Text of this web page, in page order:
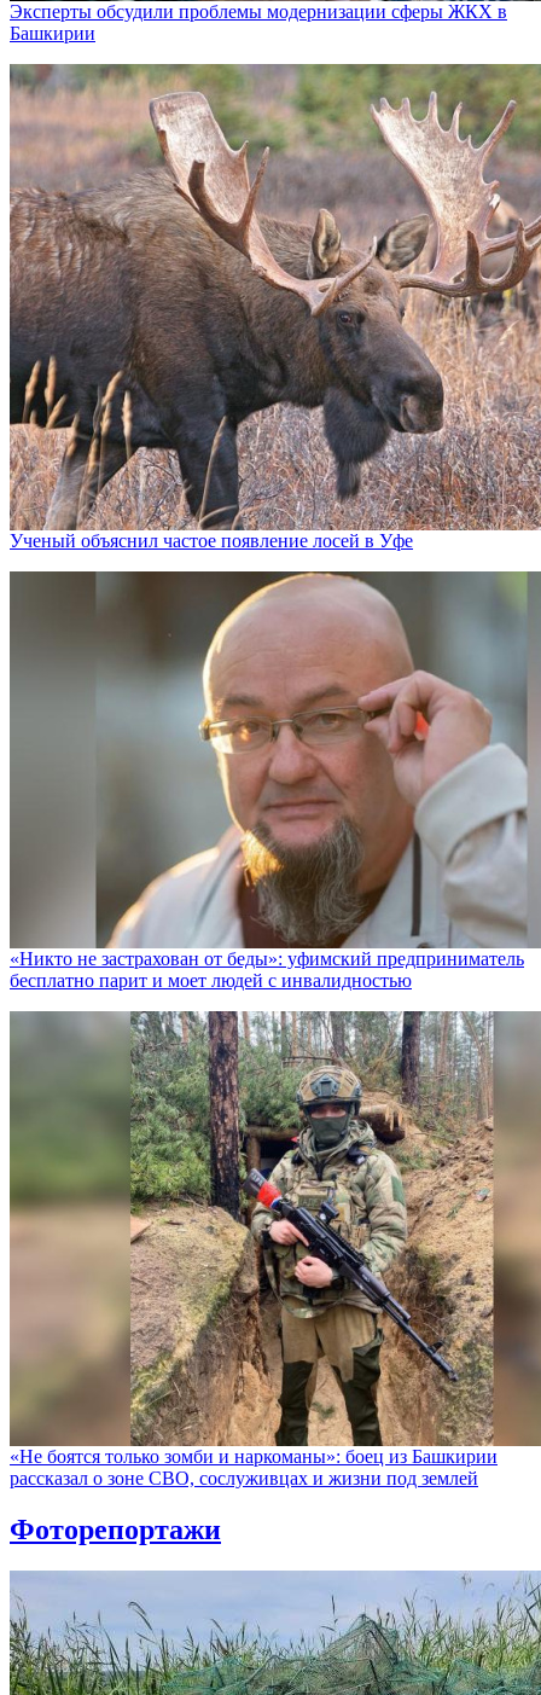
Эксперты обсудили проблемы модернизации сферы ЖКХ в
Башкирии
Ученый объяснил частое появление лосей в Уфе
«Никто не заcтрахован от беды»: уфимский предприниматель
бесплатно парит и моет людей с инвалидностью
«Не боятся только зомби и наркоманы»: боец из Башкирии
рассказал о зоне СВО, сослуживцах и жизни под землей
Фоторепортажи